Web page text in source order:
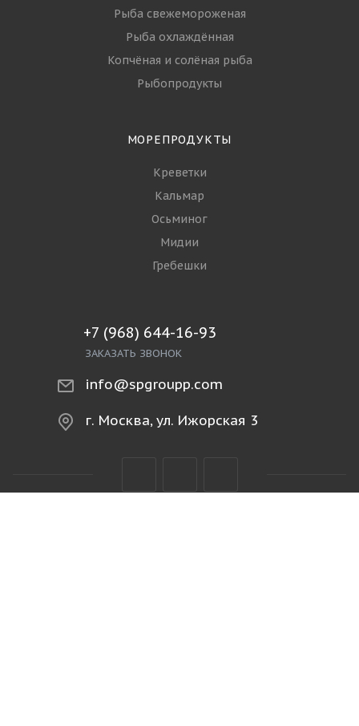
Рыба свежемороженая
Рыба охлаждённая
Копчёная и солёная рыба
Рыбопродукты
МОРЕПРОДУКТЫ
Креветки
Кальмар
Осьминог
Мидии
Гребешки
+7 (968) 644-16-93
ЗАКАЗАТЬ ЗВОНОК
info@spgroupp.com
г. Москва, ул. Ижорская 3